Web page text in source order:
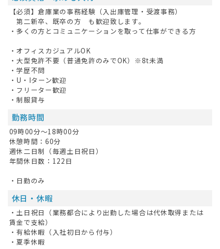
掲載希望の方へ
【必須】倉庫業の事務経験（入出庫管理・受渡事務）
第二新卒、既卒の方 も歓迎致します。
・多くの方とコミュニケーションを取って仕事ができる方
・オフィスカジュアルOK
・大型免許不要（普通免許のみでOK）※8t未満
・学歴不問
・U・Iターン歓迎
・フリーター歓迎
・制服貸与
勤務時間
09時00分～18時00分
休憩時間：60分
週休二日制（毎週土日祝日）
年間休日数：122日
・日勤のみ
休日・休暇
・土日祝日（業務都合により出勤した場合は代休取得または
賃金で支給）
・有給休暇（入社初日から付与）
・夏季休暇